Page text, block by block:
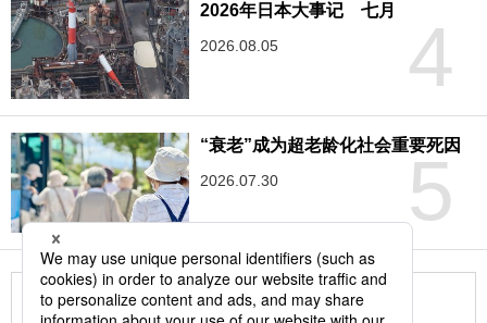
4
2026年日本大事记 七月
2026.08.05
5
“衰老”成为超老龄化社会重要死因
2026.07.30
更多